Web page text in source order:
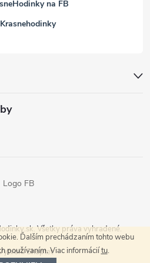
Ďalším prechádzaním tohto webu
používaním. Viac informáciítu.
na FB
Krasnehodinky
Logo FB
Shoptet
. Všetky práva vyhradené.